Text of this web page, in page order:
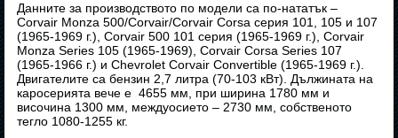
Данните за производството по модели са по-нататък –
Corvair Monza 500/Corvair/Corvair Corsa серия 101, 105 и 107
(1965-1969 г.), Corvair 500 101 серия (1965-1969 г.), Corvair
Monza Series 105 (1965-1969), Corvair Corsa Series 107
(1965-1966 г.) и Chevrolet Corvair Convertible (1965-1969 г.).
Двигателите са бензин 2,7 литра (70-103 кВт). Дължината на
каросерията вече е 4655 мм, при ширина 1780 мм и
височина 1300 мм, междуосието – 2730 мм, собственото
тегло 1080-1255 кг.